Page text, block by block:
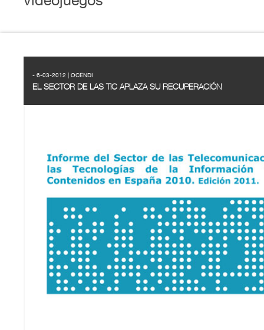
- 6-03-2012 | OCENDI
EL SECTOR DE LAS TIC APLAZA SU RECUPERACIÓN